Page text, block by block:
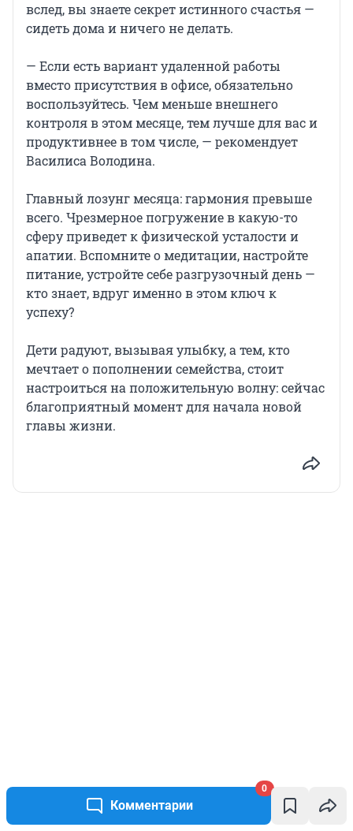
Комментарии
0
вслед, вы знаете секрет истинного счастья —
сидеть дома и ничего не делать.
— Если есть вариант удаленной работы
вместо присутствия в офисе, обязательно
воспользуйтесь. Чем меньше внешнего
контроля в этом месяце, тем лучше для вас и
продуктивнее в том числе, — рекомендует
Василиса Володина.
Главный лозунг месяца: гармония превыше
всего. Чрезмерное погружение в какую-то
сферу приведет к физической усталости и
апатии. Вспомните о медитации, настройте
питание, устройте себе разгрузочный день —
кто знает, вдруг именно в этом ключ к
успеху?
Дети радуют, вызывая улыбку, а тем, кто
мечтает о пополнении семейства, стоит
настроиться на положительную волну: сейчас
благоприятный момент для начала новой
главы жизни.
Анна Хемлих
Корреспондент evergreen-редакции